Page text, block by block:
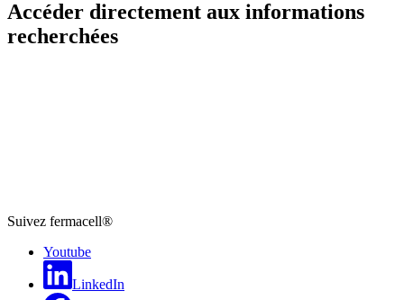
Accéder directement aux informations
recherchées
Suivez fermacell®
Youtube
LinkedIn